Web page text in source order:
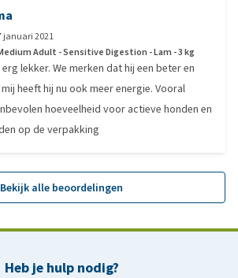
januari 2021
Adult - Sensitive Digestion - Lam - 3 kg
lekker. We merken dat hij een beter en
heeft hij nu ook meer energie. Vooral
hoeveelheid voor actieve honden en
op de verpakking
Bekijk alle beoordelingen
Heb je hulp nodig?